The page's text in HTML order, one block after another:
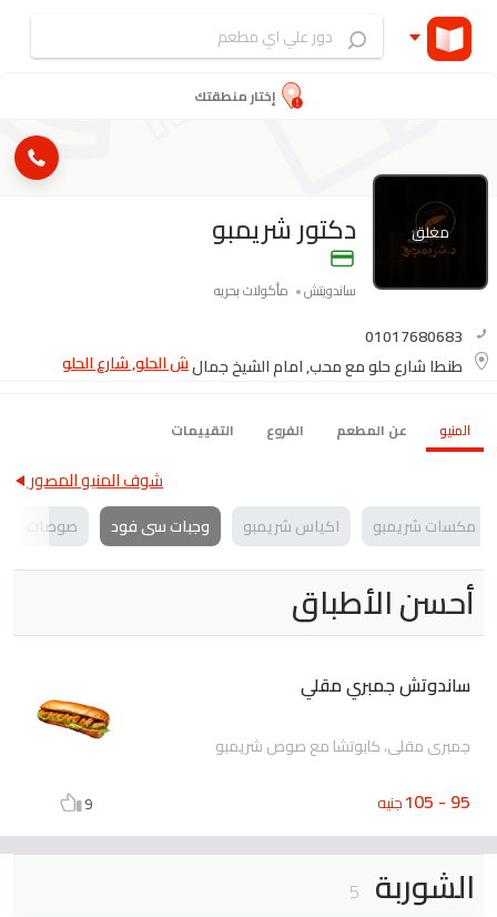
إختار منطقتك
مغلق دكتور شريمبو
ساندويتش مأكولات بحريه
01017680683
طنطا شارع حلو مع محب, امام الشيخ جمالش الحلو, شارع الحلو
المنيو عن المطعم الفروع التقييمات
شوف المنيو المصور
مكسات شريمبو اكياس شريمبو وجبات سى فود صوصات
أحسن الأطباق
ساندوتش جمبري مقلي
جمبرى مقلى، كابوتشا مع صوص شريمبو
95 - 105 جنيه 9
الشوربة 5